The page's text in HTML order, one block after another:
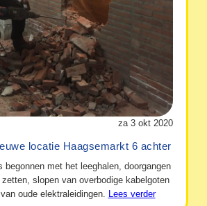
za 3 okt 2020
locatie Haagsemarkt 6 achter
begonnen met het leeghalen, doorgangen
slopen van overbodige kabelgoten
oude elektraleidingen. Lees verder